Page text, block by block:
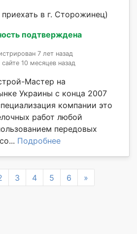
в г. Сторожинец)
подтверждена
7 лет назад
10 месяцев назад
Мастер на
Украины с конца 2007
компании это
работ любой
передовых
Подробнее
3 4 5 6 »